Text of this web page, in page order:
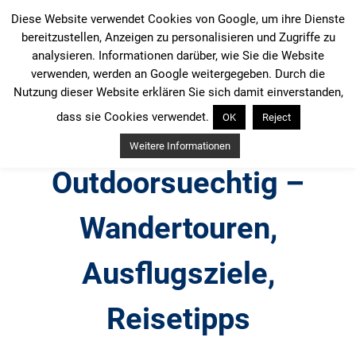
Inhalt
springen
Outdoorsuechtig –
Wandertouren,
Ausflugsziele,
Reisetipps
Diese Website verwendet Cookies von Google, um ihre Dienste
bereitzustellen, Anzeigen zu personalisieren und Zugriffe zu
analysieren. Informationen darüber, wie Sie die Website
verwenden, werden an Google weitergegeben. Durch die
Nutzung dieser Website erklären Sie sich damit einverstanden,
dass sie Cookies verwendet.
OK Reject
Weitere Informationen